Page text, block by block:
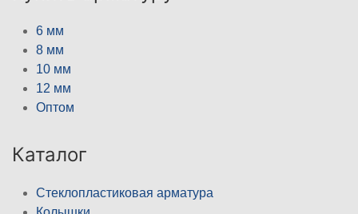
6 мм
8 мм
10 мм
12 мм
Оптом
Каталог
Стеклопластиковая арматура